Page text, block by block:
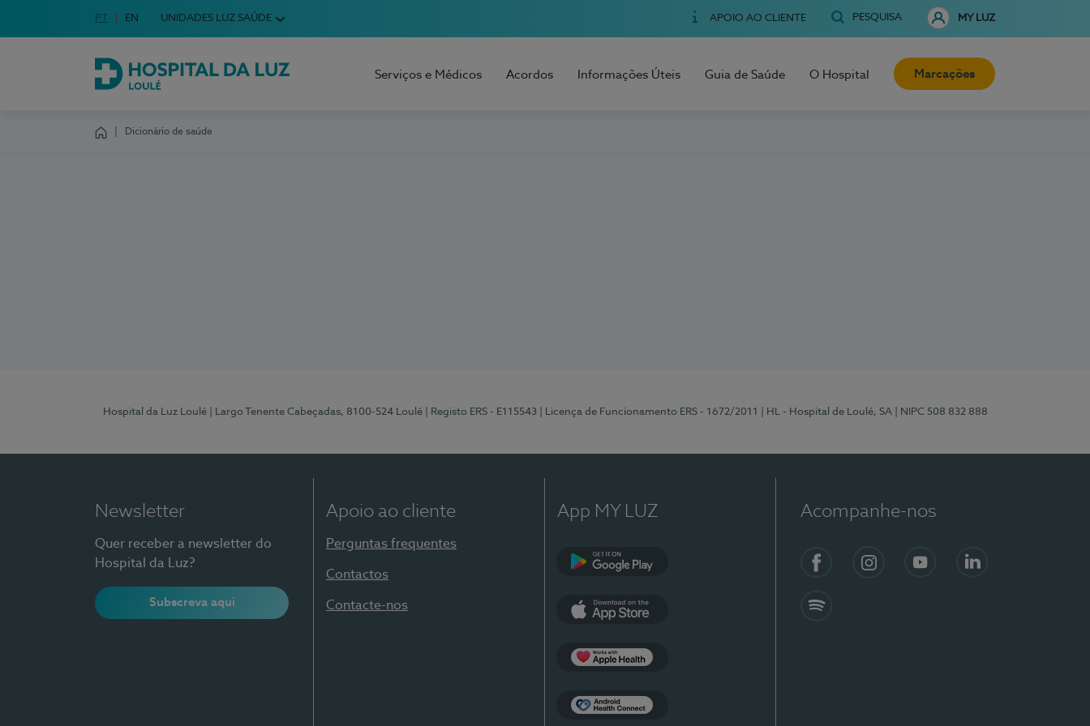
Escolha o seu idioma
Idioma em Português
PT English Language
EN UNIDADES LUZ SAÚDE APOIO AO CLIENTE PESQUISA MY LUZ
Hospital da Luz Loulé
Serviços e Médicos Acordos Informações Úteis Guia de Saúde O Hospital Marcações
Dicionário de saúde
Hospital da Luz Loulé | Largo Tenente Cabeçadas, 8100-524 Loulé | Registo ERS - E115543 | Licença de Funcionamento ERS - 1672/2011 | HL - Hospital de Loulé, SA | NIPC 508 832 888
Newsletter
Quer receber a newsletter do
Hospital da Luz?
Subscreva aqui
Apoio ao cliente
Perguntas frequentes
Contactos
Contacte-nos
App MY LUZ Acompanhe-nos